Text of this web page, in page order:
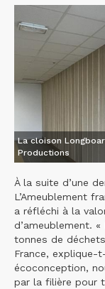
La cloison
Productions
À la suite d’une
L’Ameublement
a réfléchi à la
d’ameublement.
tonnes de
France, explique-
écoconception,
par la filière pour